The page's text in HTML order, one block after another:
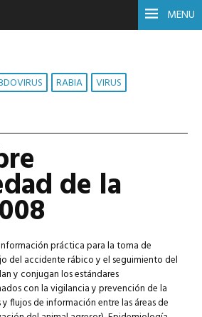
MENU
RABIA
VIRUS
de la
práctica para la toma de
del accidente rábico y el seguimiento del
y conjugan los estándares
con la vigilancia y prevención de la
flujos de información entre las áreas de